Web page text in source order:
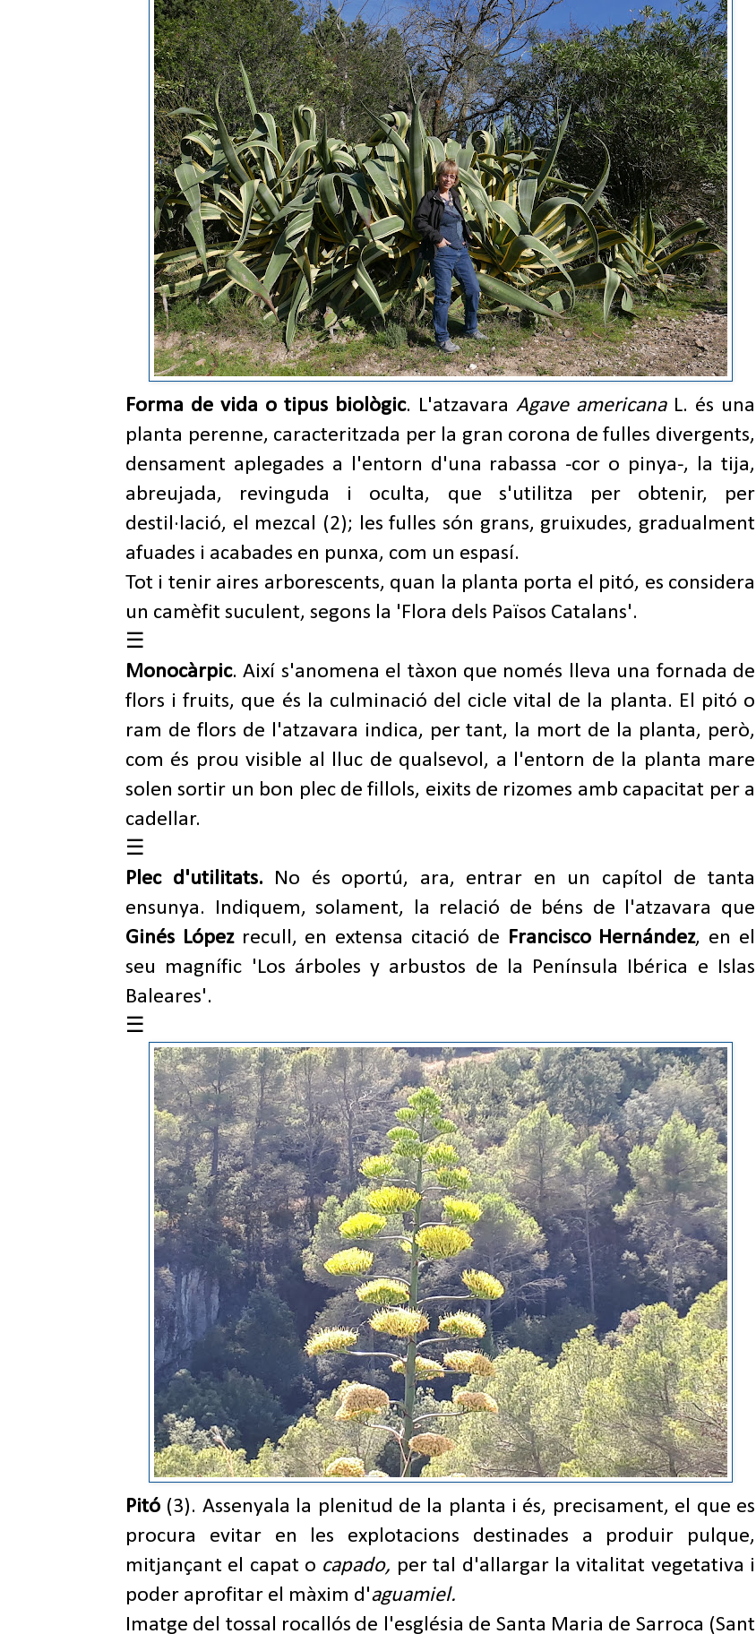
Forma de vida o tipus biològic. L'atzavara Agave americana L. és una
planta perenne, caracteritzada per la gran corona de fulles divergents,
densament aplegades a l'entorn d'una rabassa -cor o pinya-, la tija,
abreujada, revinguda i oculta, que s'utilitza per obtenir, per
destil·lació, el mezcal (2); les fulles són grans, gruixudes, gradualment
afuades i acabades en punxa, com un espasí.
Tot i tenir aires arborescents, quan la planta porta el pitó, es considera
un camèfit suculent, segons la 'Flora dels Països Catalans'.
☰
Monocàrpic. Així s'anomena el tàxon que només lleva una fornada de
flors i fruits, que és la culminació del cicle vital de la planta. El pitó o
ram de flors de l'atzavara indica, per tant, la mort de la planta, però,
com és prou visible al lluc de qualsevol, a l'entorn de la planta mare
solen sortir un bon plec de fillols, eixits de rizomes amb capacitat per a
cadellar.
☰
Plec d'utilitats. No és oportú, ara, entrar en un capítol de tanta
ensunya. Indiquem, solament, la relació de béns de l'atzavara que
Ginés Lópezrecull, en extensa citació de Francisco Hernández, en el
seu magnífic 'Los árboles y arbustos de la Península Ibérica e Islas
Baleares'.
☰
Pitó (3). Assenyala la plenitud de la planta i és, precisament, el que es
procura evitar en les explotacions destinades a produir pulque,
mitjançant el capat o capado, per tal d'allargar la vitalitat vegetativa i
poder aprofitar el màxim d'aguamiel.
Imatge del tossal rocallós de l'església de Santa Maria de Sarroca (Sant